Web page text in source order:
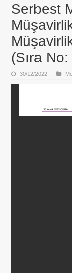
Serbest
(Sıra
30/12/2022